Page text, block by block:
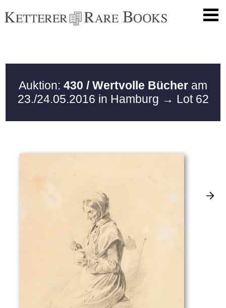
Auktion: 430 / Wertvolle Bücher am
23./24.05.2016 in Hamburg → Lot 62